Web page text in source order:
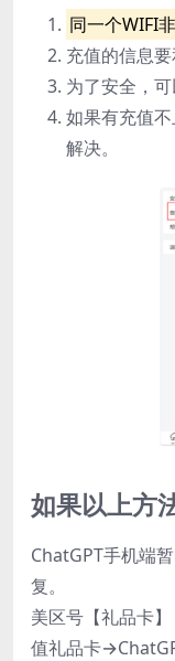
同一个WIFI
充值的信息要
为了安全，
如果有充值
解决。
如果以上方
ChatGPT手机端
复。
美区号【礼品卡
值礼品卡